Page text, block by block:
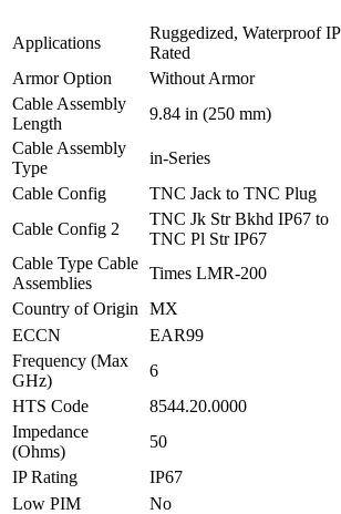
Applications
Ruggedized, Waterproof IP
Rated
Armor Option
Without Armor
Cable Assembly
Length
9.84 in (250 mm)
Cable Assembly
Type
in-Series
Cable Config
TNC Jack to TNC Plug
Cable Config 2
TNC Jk Str Bkhd IP67 to
TNC Pl Str IP67
Cable Type Cable
Assemblies
Times LMR-200
Country of Origin
MX
ECCN
EAR99
Frequency (Max
GHz)
6
HTS Code
8544.20.0000
Impedance
(Ohms)
50
IP Rating
IP67
Low PIM
No